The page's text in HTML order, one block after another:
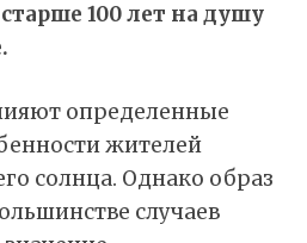
100 лет на душу
определенные
жителей
солнца. Однако образ
случаев